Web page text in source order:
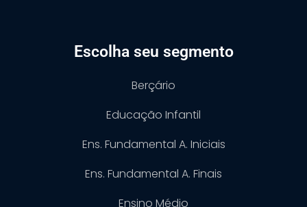
Escolha seu segmento
Berçário
Educação Infantil
Ens. Fundamental A. Iniciais
Ens. Fundamental A. Finais
Ensino Médio